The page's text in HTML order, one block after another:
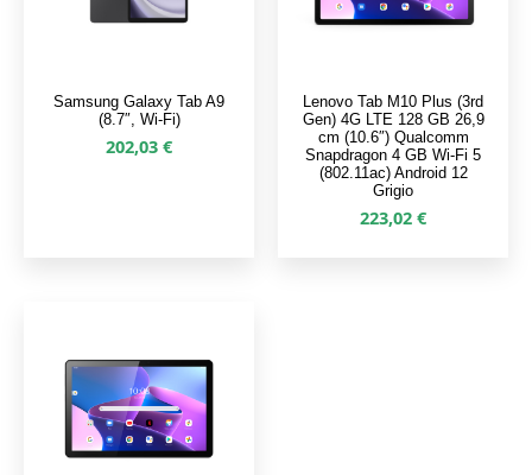
Samsung Galaxy Tab A9
(8.7″, Wi-Fi)
202,03 €
Lenovo Tab M10 Plus (3rd
Gen) 4G LTE 128 GB 26,9
cm (10.6″) Qualcomm
Snapdragon 4 GB Wi-Fi 5
(802.11ac) Android 12
Grigio
223,02 €